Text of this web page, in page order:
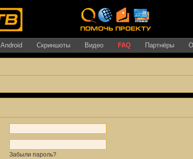
Android Скриншоты Видео FAQ Партнёры
Забыли пароль?